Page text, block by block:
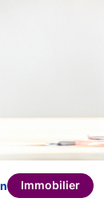
Immobilier